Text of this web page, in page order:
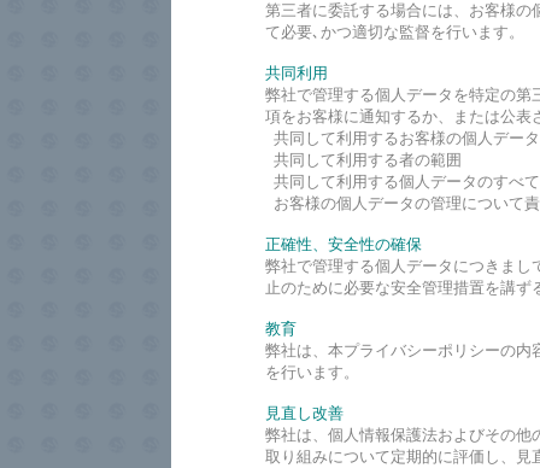
第三者に委託する場合には、お客様
て必要､かつ適切な監督を行います。
共同利用
弊社で管理する個人データを特定の
項をお客様に通知するか、または公表
共同して利用するお客様の個人デー
共同して利用する者の範囲
共同して利用する個人データのすべ
お客様の個人データの管理について
正確性、安全性の確保
弊社で管理する個人データにつきま
止のために必要な安全管理措置を講
教育
弊社は、本プライバシーポリシーの
を行います。
見直し改善
弊社は、個人情報保護法およびその
取り組みについて定期的に評価し、見